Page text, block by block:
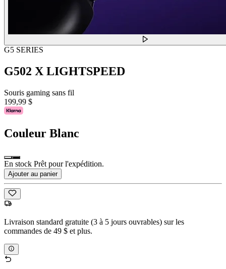
G5 SERIES
G502 X LIGHTSPEED
Souris gaming sans fil
199,99 $
Couleur Blanc
En stock Prêt pour l'expédition.
Ajouter au panier
Livraison standard gratuite (3 à 5 jours ouvrables) sur les
commandes de 49 $ et plus.